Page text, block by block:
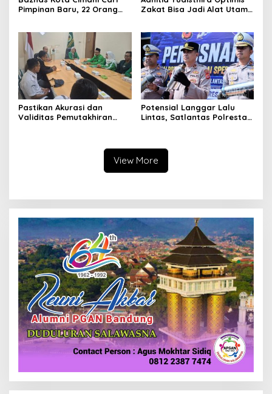
Pimpinan Baru, 22 Orang
Zakat Bisa Jadi Alat Utama
Pastikan Akurasi dan
Validitas Pemutakhiran
Potensial Langgar Lalu
Lintas, Satlantas Polresta
View More